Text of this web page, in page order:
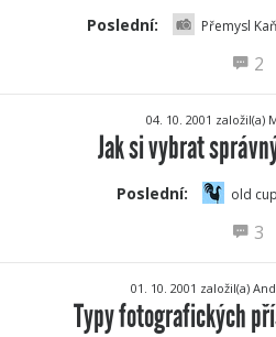
Poslední: Přemysl
2
04. 10. 2001 založil(a)
Jak si vybrat
Poslední: old
3
01. 10. 2001 založil(a)
Typy fotografických